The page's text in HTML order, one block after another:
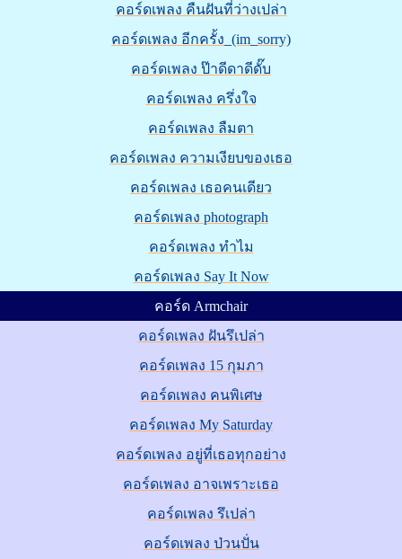
คอร์ดเพลง คืนฝันที่ว่างเปล่า
คอร์ดเพลง อีกครั้ง_(im_sorry)
คอร์ดเพลง ป๊าดีดาดีดั๊บ
คอร์ดเพลง ครึ่งใจ
คอร์ดเพลง ลืมตา
คอร์ดเพลง ความเงียบของเธอ
คอร์ดเพลง เธอคนเดียว
คอร์ดเพลง photograph
คอร์ดเพลง ทำไม
คอร์ดเพลง Say It Now
คอร์ด Armchair
คอร์ดเพลง ฝันรึเปล่า
คอร์ดเพลง 15 กุมภา
คอร์ดเพลง คนพิเศษ
คอร์ดเพลง My Saturday
คอร์ดเพลง อยู่ที่เธอทุกอย่าง
คอร์ดเพลง อาจเพราะเธอ
คอร์ดเพลง รึเปล่า
คอร์ดเพลง ป่วนปั่น